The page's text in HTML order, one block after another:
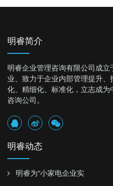
明睿简介
明睿企业管理咨询有限公司成
业、致力于企业内部管理提升
化、精细化、标准化，立志成
咨询公司。
明睿动态
明睿为“小家电企业实